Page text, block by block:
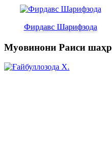
Фирдавс Шарифзода
Муовинони Раиси шаҳр